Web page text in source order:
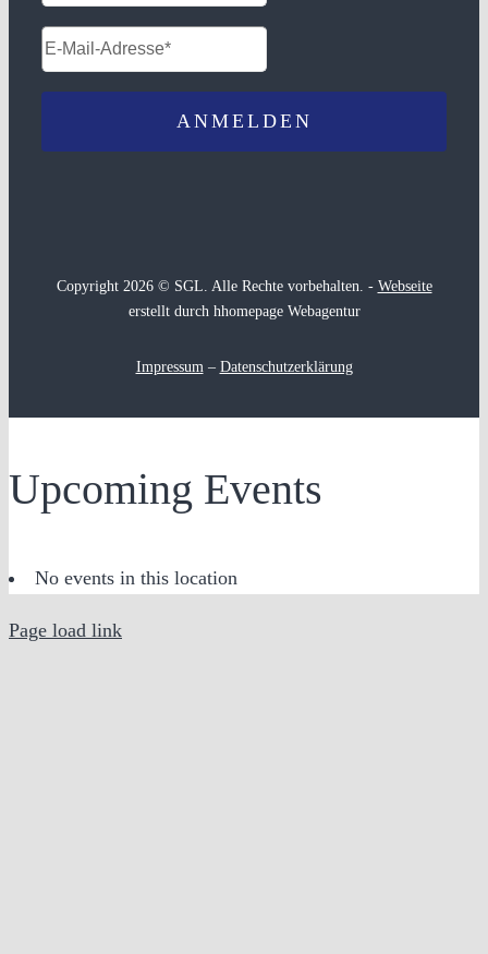
Copyright 2026 © SGL. Alle Rechte vorbehalten. - Webseite
erstellt durch hhomepage Webagentur
Impressum– Datenschutzerklärung
Upcoming Events
No events in this location
Page load link